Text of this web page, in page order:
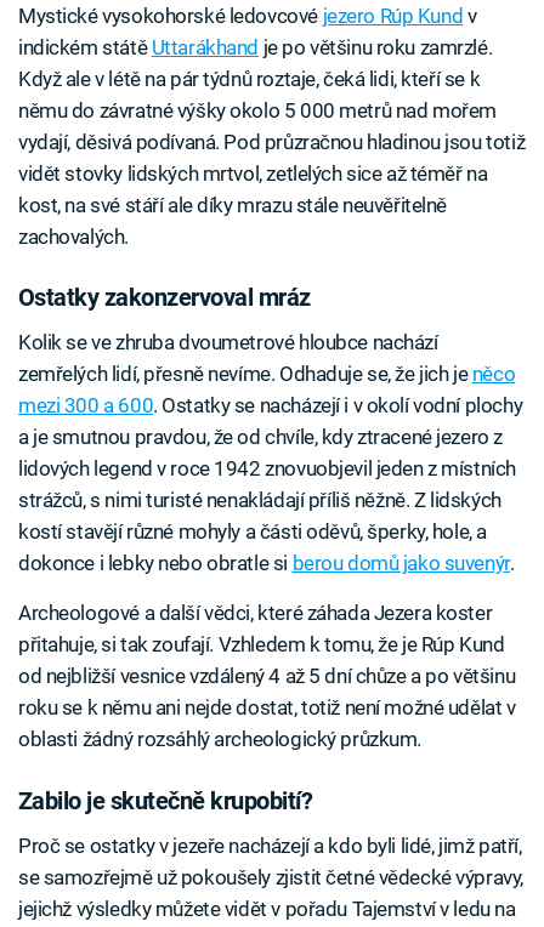
Mystické vysokohorské ledovcové jezero Rúp Kund v
indickém státě Uttarákhand je po většinu roku zamrzlé.
Když ale v létě na pár týdnů roztaje, čeká lidi, kteří se k
němu do závratné výšky okolo 5 000 metrů nad mořem
vydají, děsivá podívaná. Pod průzračnou hladinou jsou totiž
vidět stovky lidských mrtvol, zetlelých sice až téměř na
kost, na své stáří ale díky mrazu stále neuvěřitelně
zachovalých.
Ostatky zakonzervoval mráz
Kolik se ve zhruba dvoumetrové hloubce nachází
zemřelých lidí, přesně nevíme. Odhaduje se, že jich je něco
mezi 300 a 600. Ostatky se nacházejí i v okolí vodní plochy
a je smutnou pravdou, že od chvíle, kdy ztracené jezero z
lidových legend v roce 1942 znovuobjevil jeden z místních
strážců, s nimi turisté nenakládají příliš něžně. Z lidských
kostí stavějí různé mohyly a části oděvů, šperky, hole, a
dokonce i lebky nebo obratle si berou domů jako suvenýr.
Archeologové a další vědci, které záhada Jezera koster
přitahuje, si tak zoufají. Vzhledem k tomu, že je Rúp Kund
od nejbližší vesnice vzdálený 4 až 5 dní chůze a po většinu
roku se k němu ani nejde dostat, totiž není možné udělat v
oblasti žádný rozsáhlý archeologický průzkum.
Zabilo je skutečně krupobití?
Proč se ostatky v jezeře nacházejí a kdo byli lidé, jimž patří,
se samozřejmě už pokoušely zjistit četné vědecké výpravy,
jejichž výsledky můžete vidět v pořadu Tajemství v ledu na